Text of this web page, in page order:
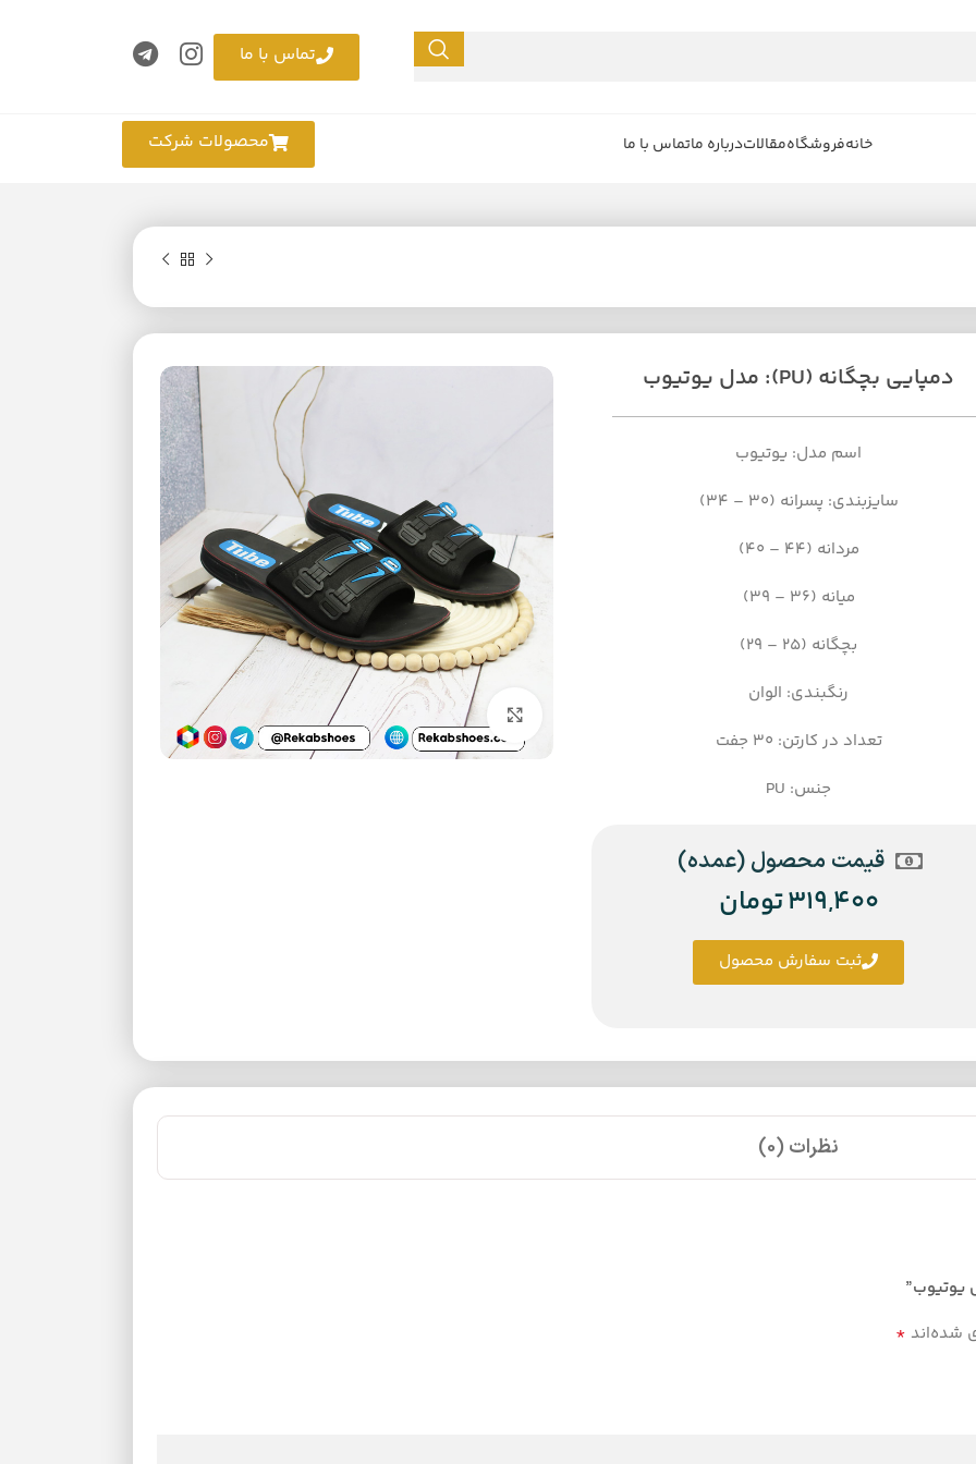
تماس با ما
خانهفروشگاهمقالاتدرباره ماتماس با ما محصولات شرکت
دمپایی بچگانه (PU): مدل یوتیوب
اسم مدل: یوتیوب
سایزبندی: پسرانه (30 – 34)
مردانه (44 – 40)
میانه (36 – 39)
بچگانه (25 – 29)
رنگبندی: الوان
تعداد در کارتن: 30 جفت
جنس: PU
قیمت محصول (عمده)
319,400تومان
ثبت سفارش محصول
بزرگنمایی تصویر
نظرات (0)
شده‌اند *